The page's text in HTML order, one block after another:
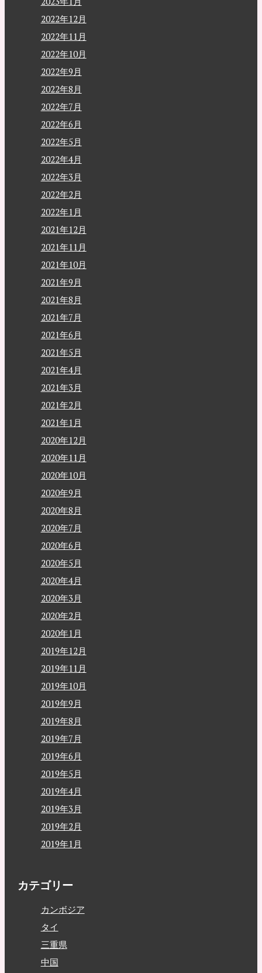
2022年12月
2022年11月
2022年10月
2022年9月
2022年8月
2022年7月
2022年6月
2022年5月
2022年4月
2022年3月
2022年2月
2022年1月
2021年12月
2021年11月
2021年10月
2021年9月
2021年8月
2021年7月
2021年6月
2021年5月
2021年4月
2021年3月
2021年2月
2021年1月
2020年12月
2020年11月
2020年10月
2020年9月
2020年8月
2020年7月
2020年6月
2020年5月
2020年4月
2020年3月
2020年2月
2020年1月
2019年12月
2019年11月
2019年10月
2019年9月
2019年8月
2019年7月
2019年6月
2019年5月
2019年4月
2019年3月
2019年2月
2019年1月
カテゴリー
カンボジア
タイ
三重県
中国